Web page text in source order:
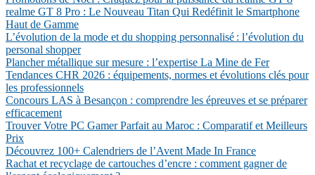
realme GT 8 Pro : Le Nouveau Titan Qui Redéfinit le Smartphone
Haut de Gamme
L’évolution de la mode et du shopping personnalisé : l’évolution du
personal shopper
Plancher métallique sur mesure : l’expertise La Mine de Fer
Tendances CHR 2026 : équipements, normes et évolutions clés pour
les professionnels
Concours LAS à Besançon : comprendre les épreuves et se préparer
efficacement
Trouver Votre PC Gamer Parfait au Maroc : Comparatif et Meilleurs
Prix
Découvrez 100+ Calendriers de l’Avent Made In France
Rachat et recyclage de cartouches d’encre : comment gagner de